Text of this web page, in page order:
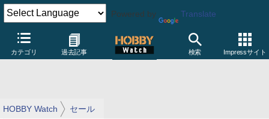
Powered by Translate
カテゴリ 過去記事 検索 Impressサイト
HOBBY Watch セール